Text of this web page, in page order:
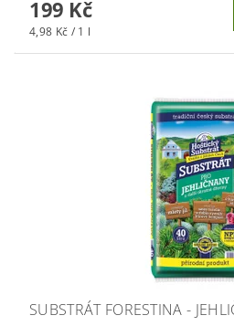
199 Kč
4,98 Kč / 1 l
SUBSTRÁT FORESTINA -